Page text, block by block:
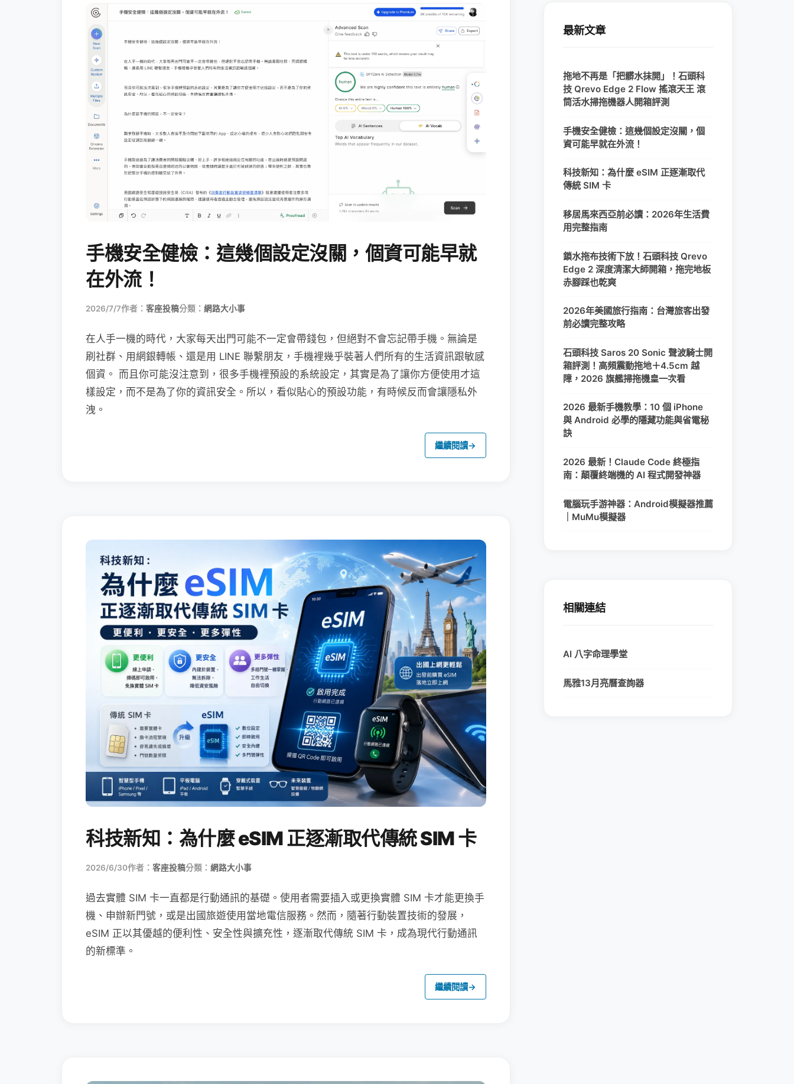
手機安全健檢：這幾個設定沒關，個資可能早就
在外流！
2026/7/7作者： 客座投稿分類： 網路大小事
在人手一機的時代，大家每天出門可能不一定會帶錢包，但絕對不會忘記帶手機。無論是
刷社群、用網銀轉帳、還是用 LINE 聯繫朋友，手機裡幾乎裝著人們所有的生活資訊跟敏感
個資。 而且你可能沒注意到，很多手機裡預設的系統設定，其實是為了讓你方便使用才這
樣設定，而不是為了你的資訊安全。所以，看似貼心的預設功能，有時候反而會讓隱私外
洩。
繼續閱讀→
科技新知：為什麼 eSIM 正逐漸取代傳統 SIM 卡
2026/6/30作者： 客座投稿分類： 網路大小事
過去實體 SIM 卡一直都是行動通訊的基礎。使用者需要插入或更換實體 SIM 卡才能更換手
機、申辦新門號，或是出國旅遊使用當地電信服務。然而，隨著行動裝置技術的發展，
eSIM 正以其優越的便利性、安全性與擴充性，逐漸取代傳統 SIM 卡，成為現代行動通訊
的新標準。
繼續閱讀→
最新文章
拖地不再是「把髒水抹開」！石頭科
技 Qrevo Edge 2 Flow 搖滾天王 滾
筒活水掃拖機器人開箱評測
手機安全健檢：這幾個設定沒關，個
資可能早就在外流！
科技新知：為什麼 eSIM 正逐漸取代
傳統 SIM 卡
移居馬來西亞前必讀：2026年生活費
用完整指南
鎖水拖布技術下放！石頭科技 Qrevo
Edge 2 深度清潔大師開箱，拖完地板
赤腳踩也乾爽
2026年美國旅行指南：台灣旅客出發
前必讀完整攻略
石頭科技 Saros 20 Sonic 聲波騎士開
箱評測！高頻震動拖地＋4.5cm 越
障，2026 旗艦掃拖機皇一次看
2026 最新手機教學：10 個 iPhone
與 Android 必學的隱藏功能與省電秘
訣
2026 最新！Claude Code 終極指
南：顛覆終端機的 AI 程式開發神器
電腦玩手游神器：Android模擬器推薦
｜MuMu模擬器
相關連結
AI 八字命理學堂
馬雅13月亮曆查詢器